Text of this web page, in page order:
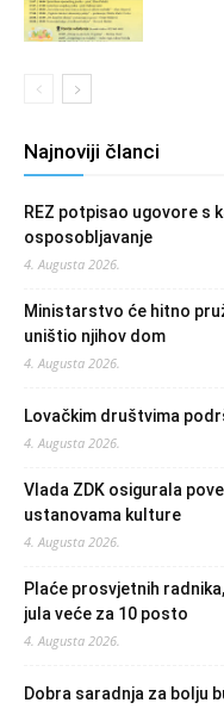
Najnoviji članci
REZ potpisao ugovore s
osposobljavanje
4. Augusta 2026.
Ministarstvo će hitno
uništio njihov dom
4. Augusta 2026.
Lovačkim društvima
4. Augusta 2026.
Vlada ZDK osigurala
ustanovama kulture
4. Augusta 2026.
Plaće prosvjetnih
jula veće za 10 posto
4. Augusta 2026.
Dobra saradnja za bolju